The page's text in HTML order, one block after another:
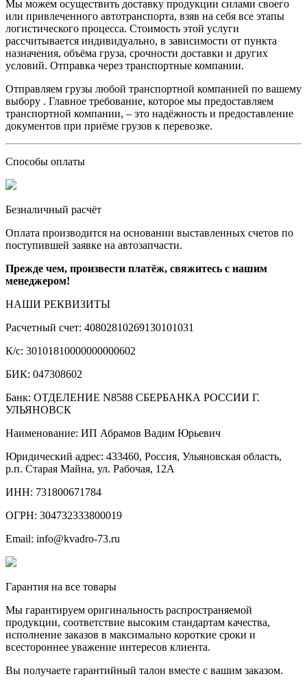
Мы можем осуществить доставку продукции силами своего
или привлеченного автотранспорта, взяв на себя все этапы
логистического процесса. Стоимость этой услуги
рассчитывается индивидуально, в зависимости от пункта
назначения, объёма груза, срочности доставки и других
условий. Отправка через транспортные компании.
Отправляем грузы любой транспортной компанией по вашему
выбору . Главное требование, которое мы предоставляем
транспортной компании, – это надёжность и предоставление
документов при приёме грузов к перевозке.
Способы оплаты
Безналичный расчёт
Оплата производится на основании выставленных счетов по
поступившей заявке на автозапчасти.
Прежде чем, произвести платёж, свяжитесь с нашим
менеджером!
НАШИ РЕКВИЗИТЫ
Расчетный счет: 40802810269130101031
К/с: 30101810000000000602
БИК: 047308602
Банк: ОТДЕЛЕНИЕ N8588 СБЕРБАНКА РОССИИ Г.
УЛЬЯНОВСК
Наименование: ИП Абрамов Вадим Юрьевич
Юридический адрес: 433460, Россия, Ульяновская область,
р.п. Старая Майна, ул. Рабочая, 12А
ИНН: 731800671784
ОГРН: 304732333800019
Email: info@kvadro-73.ru
Гарантия на все товары
Мы гарантируем оригинальность распространяемой
продукции, соответствие высоким стандартам качества,
исполнение заказов в максимально короткие сроки и
всестороннее уважение интересов клиента.
Вы получаете гарантийный талон вместе с вашим заказом.